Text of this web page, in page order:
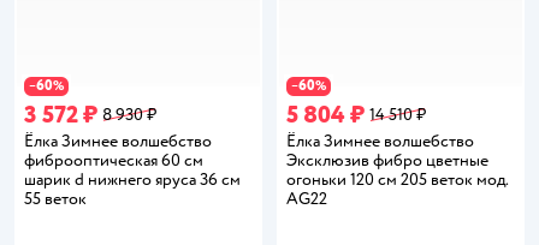
−60%
3 572 ₽ 8 930 ₽
Ёлка Зимнее волшебство
фиброоптическая 60 см
шарик d нижнего яруса 36 см
55 веток
−60%
5 804 ₽ 14 510 ₽
Ёлка Зимнее волшебство
Эксклюзив фибро цветные
огоньки 120 см 205 веток мод.
AG22